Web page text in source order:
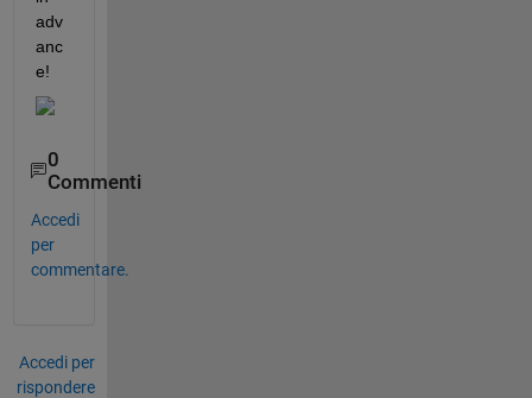
adv
anc
e!
0
Commenti
Accedi
per
commentare.
Accedi per
rispondere